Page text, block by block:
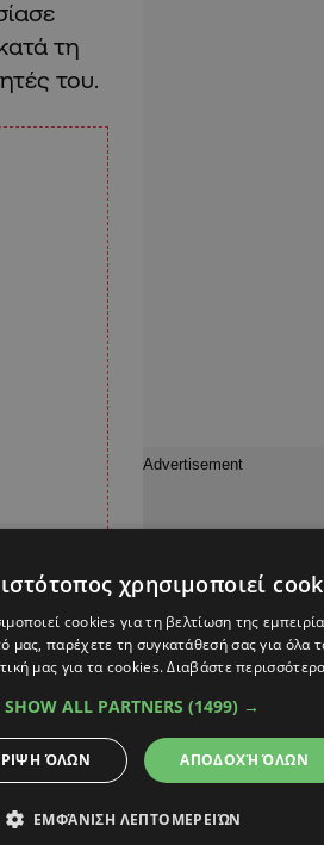
τη
του.
να
είπε ο
χρησιμοποιεί
cookies για τη βελτίωση της
μας, παρέχετε τη συγκατάθεσή σας για
μας για τα cookies.Διαβάστε
SHOW ALL PARTNERS (1499) →
ΑΠΟΔΟΧΉ ΌΛΩΝ
ΌΛΩΝ
ΕΜΦΆΝΙΣΗ ΛΕΠΤΟΜΕΡΕΙΏΝ